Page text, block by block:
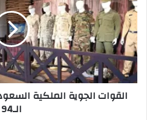
الملكية
السعودية
تحتفي
باليوم
الوطني
الـ94
القوات الجوية الملكية
الـ94